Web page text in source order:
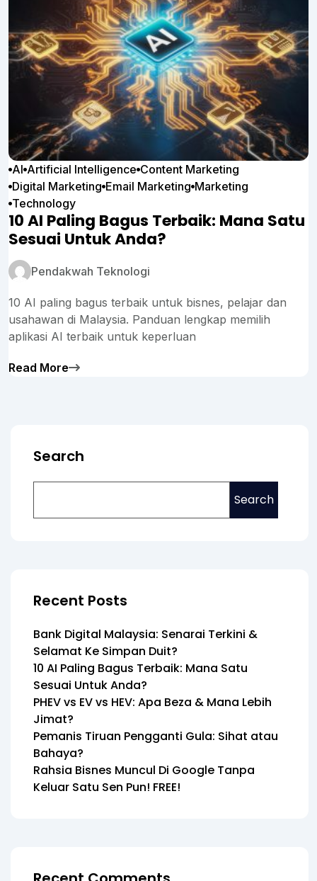
AI Artificial Intelligence Content Marketing
Digital Marketing Email Marketing Marketing
Technology
10 AI Paling Bagus Terbaik: Mana Satu
Sesuai Untuk Anda?
Pendakwah Teknologi
10 AI paling bagus terbaik untuk bisnes, pelajar dan
usahawan di Malaysia. Panduan lengkap memilih
aplikasi AI terbaik untuk keperluan
Read More
Search
Search
Recent Posts
Bank Digital Malaysia: Senarai Terkini &
Selamat Ke Simpan Duit?
10 AI Paling Bagus Terbaik: Mana Satu
Sesuai Untuk Anda?
PHEV vs EV vs HEV: Apa Beza & Mana Lebih
Jimat?
Pemanis Tiruan Pengganti Gula: Sihat atau
Bahaya?
Rahsia Bisnes Muncul Di Google Tanpa
Keluar Satu Sen Pun! FREE!